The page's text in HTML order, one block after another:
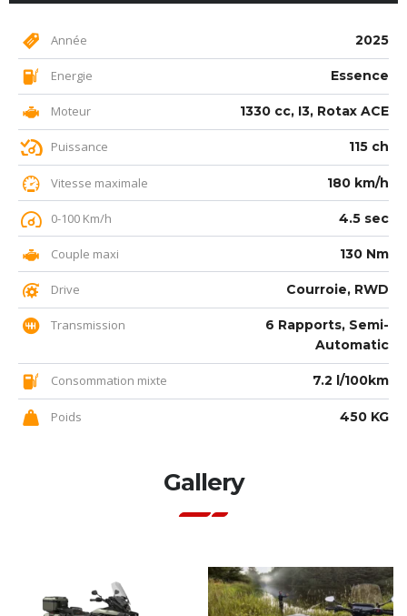
Année 2025
Energie Essence
Moteur 1330 cc, I3, Rotax ACE
Puissance 115 ch
Vitesse maximale 180 km/h
0-100 Km/h 4.5 sec
Couple maxi 130 Nm
Drive Courroie, RWD
Transmission
6 Rapports, Semi-
Automatic
Consommation mixte 7.2 l/100km
Poids 450 KG
Gallery